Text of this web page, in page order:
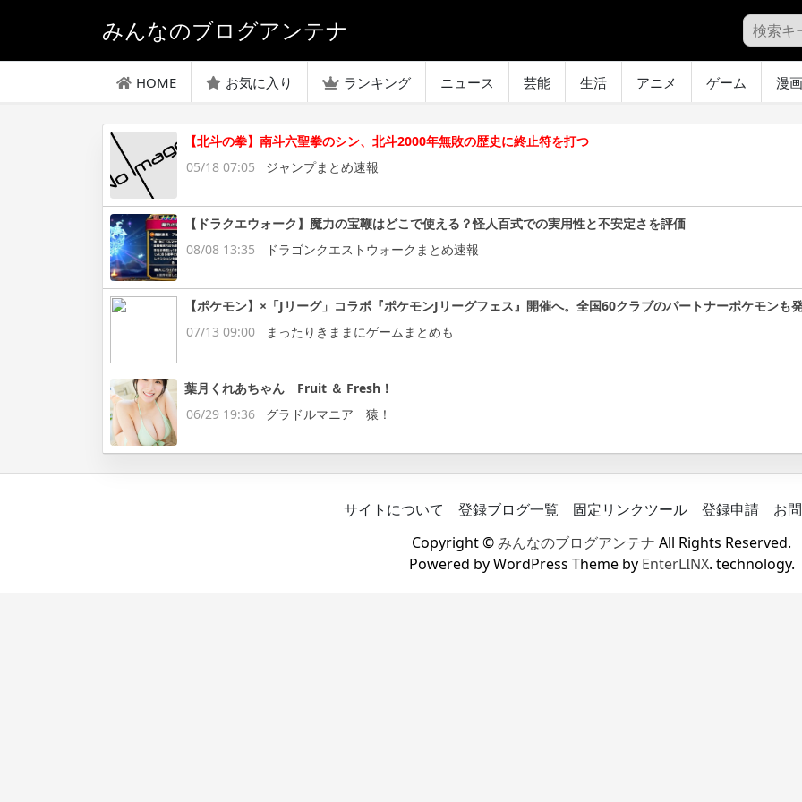
みんなのブログアンテナ
HOME お気に入り ランキング ニュース 芸能 生活 アニメ ゲーム 漫画
【北斗の拳】南斗六聖拳のシン、北斗2000年無敗の歴史に終止符を打つ
05/18 07:05
ジャンプまとめ速報
【ドラクエウォーク】魔力の宝鞭はどこで使える？怪人百式での実用性と不安定さを評価
08/08 13:35
ドラゴンクエストウォークまとめ速報
【ポケモン】×「Jリーグ」コラボ『ポケモンJリーグフェス』開催へ。全国60クラブのパートナーポケモンも
07/13 09:00
まったりきままにゲームまとめも
葉月くれあちゃん Fruit ＆ Fresh！
06/29 19:36
グラドルマニア 猿！
サイトについて 登録ブログ一覧 固定リンクツール 登録申請
お
Copyright ©みんなのブログアンテナ All Rights Reserved.
Powered by WordPress Theme by EnterLINX. technology.